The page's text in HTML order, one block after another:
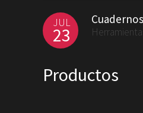
JUL
23
Productos